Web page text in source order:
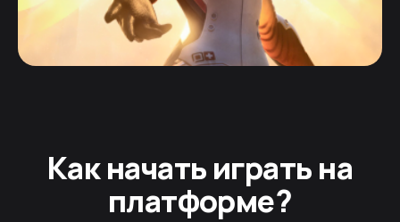
Как начать играть на
платформе?